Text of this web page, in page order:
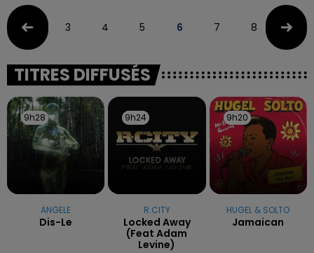
3 4 5 6 7 8 9
TITRES DIFFUSÉS
9h28
9h28
ANGELE
Dis-Le
9h24
9h24
R.CITY
Locked Away
(feat Adam
Levine)
9h20
9h20
HUGEL & SOLTO
Jamaican